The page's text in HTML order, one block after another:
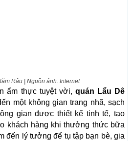
Râu | Nguồn ảnh: Internet
ẩm thực tuyệt vời, quán Lẩu Dê
một không gian trang nhã, sạch
gian được thiết kế tinh tế, tạo
khách hàng khi thưởng thức bữa
đến lý tưởng để tụ tập bạn bè, gia